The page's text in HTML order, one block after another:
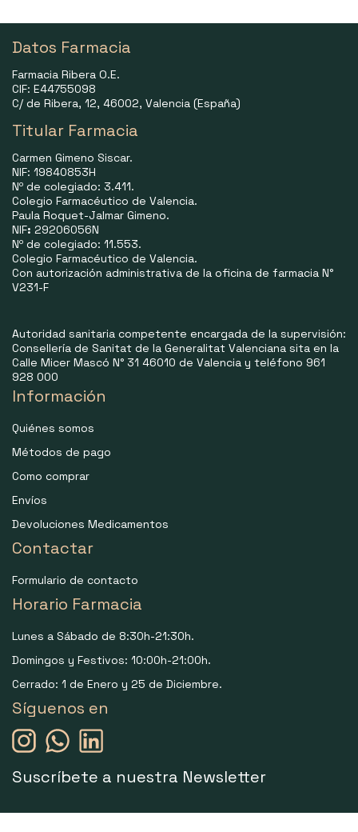
Datos Farmacia
Farmacia Ribera O.E.
CIF: E44755098
C/ de Ribera, 12, 46002, Valencia (España)
Titular Farmacia
Carmen Gimeno Siscar.
NIF: 19840853H
Nº de colegiado: 3.411.
Colegio Farmacéutico de Valencia.
Paula Roquet-Jalmar Gimeno.
NIF: 29206056N
Nº de colegiado: 11.553.
Colegio Farmacéutico de Valencia.
Con autorización administrativa de la oficina de farmacia N°
V231-F
Autoridad sanitaria competente encargada de la supervisión:
Consellería de Sanitat de la Generalitat Valenciana sita en la
Calle Micer Mascó N° 31 46010 de Valencia y teléfono 961
928 000
Información
Quiénes somos
Métodos de pago
Como comprar
Envíos
Devoluciones Medicamentos
Contactar
Formulario de contacto
Horario Farmacia
Lunes a Sábado de 8:30h-21:30h.
Domingos y Festivos: 10:00h-21:00h.
Cerrado: 1 de Enero y 25 de Diciembre.
Síguenos en
Suscríbete a nuestra Newsletter